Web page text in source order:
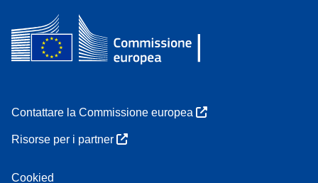
Contattare la Commissione europea
Risorse per i partner
Cookied